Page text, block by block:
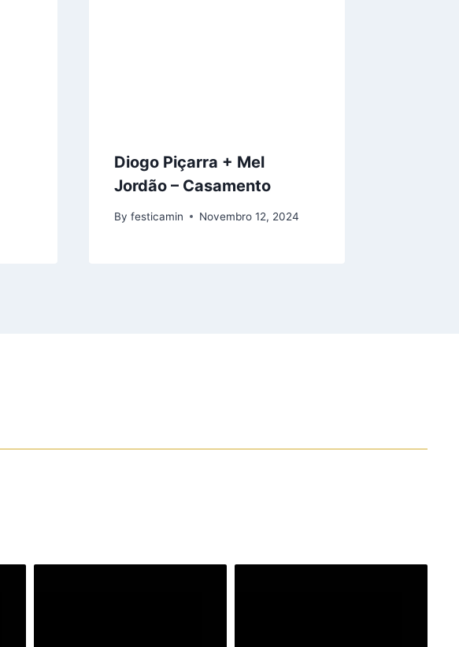
Diogo Piçarra + Mel
Jordão – Casamento
By festicamin Novembro 12, 2024